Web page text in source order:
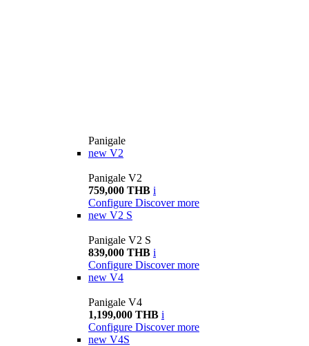
Panigale
new V2
Panigale V2
759,000 THB i
Configure Discover more
new V2 S
Panigale V2 S
839,000 THB i
Configure Discover more
new V4
Panigale V4
1,199,000 THB i
Configure Discover more
new V4S